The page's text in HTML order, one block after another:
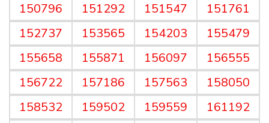
150796
151292 151547
151761
152737
153565 154203
155479
155658
155871 156097
156555
156722
157186 157563
158050
158532
159502 159559
161192